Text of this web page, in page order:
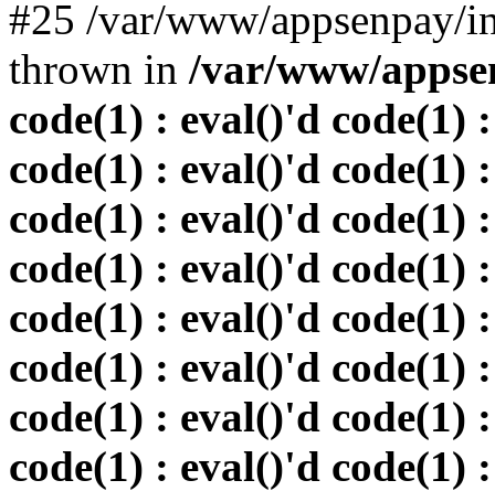
#25 /var/www/
thrown in /var/www/
code(1) : eval()'d code(1)
code(1) : eval()'d code(1)
code(1) : eval()'d code(1)
code(1) : eval()'d code(1)
code(1) : eval()'d code(1)
code(1) : eval()'d code(1)
code(1) : eval()'d code(1)
code(1) : eval()'d code(1)